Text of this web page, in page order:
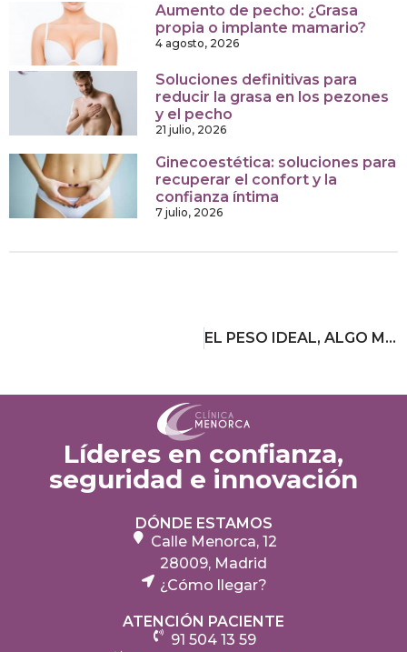
Aumento de pecho: ¿Grasa
propia o implante mamario?
4 agosto, 2026
Soluciones definitivas para
reducir la grasa en los pezones
y el pecho
21 julio, 2026
Ginecoestética: soluciones para
recuperar el confort y la
confianza íntima
7 julio, 2026
EL PESO IDEAL, ALGO MÁS QUE UN PROBLEMA ESTÉTICO
Líderes en confianza,
seguridad e innovación
DÓNDE ESTAMOS
Calle Menorca, 12
28009, Madrid
¿Cómo llegar?
ATENCIÓN PACIENTE
91 504 13 59